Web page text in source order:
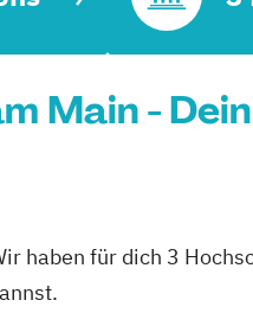
Main - Dein
haben für dich 3